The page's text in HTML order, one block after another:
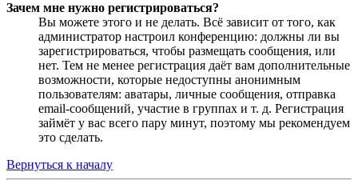
Зачем мне нужно регистрироваться?
Вы можете этого и не делать. Всё зависит от того, как
администратор настроил конференцию: должны ли вы
зарегистрироваться, чтобы размещать сообщения, или
нет. Тем не менее регистрация даёт вам дополнительные
возможности, которые недоступны анонимным
пользователям: аватары, личные сообщения, отправка
email-сообщений, участие в группах и т. д. Регистрация
займёт у вас всего пару минут, поэтому мы рекомендуем
это сделать.
Вернуться к началу